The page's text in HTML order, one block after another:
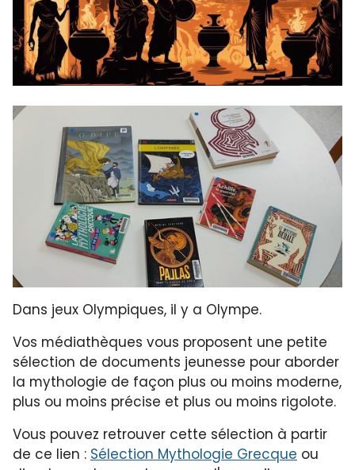
Dans jeux Olympiques, il y a Olympe.
Vos médiathèques vous proposent une petite
sélection de documents jeunesse pour aborder
la mythologie de façon plus ou moins moderne,
plus ou moins précise et plus ou moins rigolote.
Vous pouvez retrouver cette sélection à partir
de ce lien : Sélection Mythologie Grecque ou